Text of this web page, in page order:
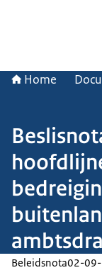
Home
Beleidsnota02-